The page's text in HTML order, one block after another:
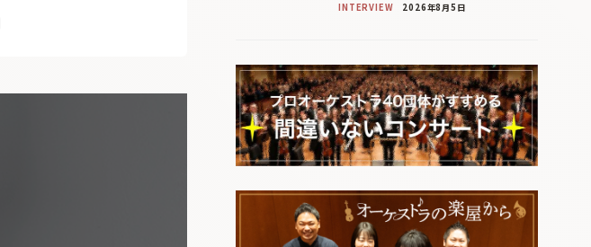
INTERVIEW 2026年8月5日